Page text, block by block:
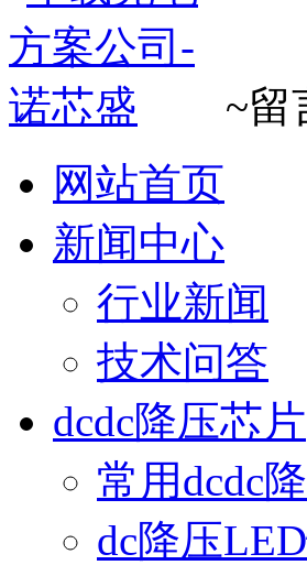
~留
网站首页
新闻中心
行业新闻
技术问答
dcdc降压芯片
常用dcdc
dc降压